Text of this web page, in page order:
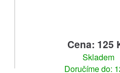
Cena: 125
Skladem
Doručíme do: